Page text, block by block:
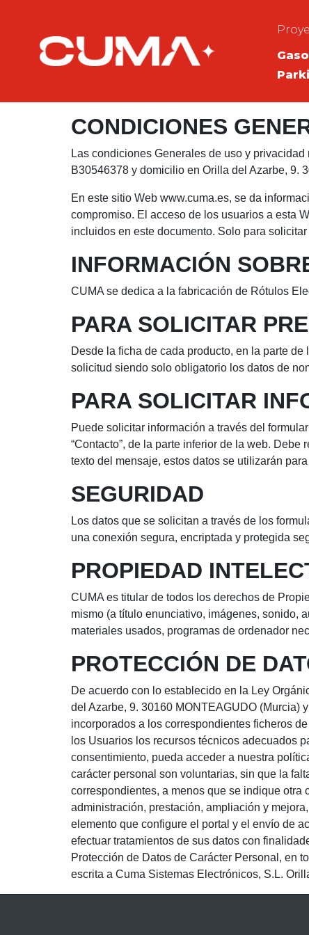
CONDICIONES
Las condiciones Generales de uso y
B30546378 y domicilio en Orilla del Azarbe, 9.
En este sitio Web www.cuma.es, se da
compromiso. El acceso de los usuarios a esta
incluidos en este documento. Solo para
INFORMACIÓN
CUMA se dedica a la fabricación de Rótulos
PARA SOLICITAR
Desde la ficha de cada producto, en la parte
solicitud siendo solo obligatorio los datos de
PARA SOLICITAR
Puede solicitar información a través del
“Contacto”, de la parte inferior de la web.
texto del mensaje, estos datos se utilizarán
SEGURIDAD
Los datos que se solicitan a través de los
una conexión segura, encriptada y protegida
PROPIEDAD
CUMA es titular de todos los derechos de
mismo (a título enunciativo, imágenes, sonido,
materiales usados, programas de ordenador
PROTECCIÓN DE
De acuerdo con lo establecido en la Ley
del Azarbe, 9. 30160 MONTEAGUDO (Murcia)
incorporados a los correspondientes ficheros
los Usuarios los recursos técnicos adecuados
consentimiento, pueda acceder a nuestra
carácter personal son voluntarias, sin que la
correspondientes, a menos que se indique
administración, prestación, ampliación y
elemento que configure el portal y el envío de
efectuar tratamientos de sus datos con
Protección de Datos de Carácter Personal, en
escrita a Cuma Sistemas Electrónicos, S.L.